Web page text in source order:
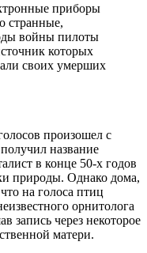
приборы
странные,
войны пилоты
которых
своих умерших
произошел с
название
в конце 50-х годов
природы. Однако дома,
на голоса птиц
орнитолога
запись через некоторое
матери.